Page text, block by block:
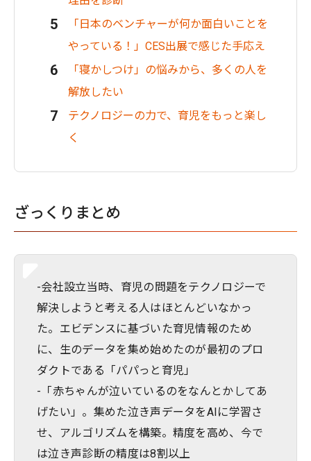
「日本のベンチャーが何か面白いことを
やっている！」CES出展で感じた手応え
「寝かしつけ」の悩みから、多くの人を
解放したい
テクノロジーの力で、育児をもっと楽し
く
ざっくりまとめ
-会社設立当時、育児の問題をテクノロジーで
解決しようと考える人はほとんどいなかっ
た。エビデンスに基づいた育児情報のため
に、生のデータを集め始めたのが最初のプロ
ダクトである「パパっと育児」
-「赤ちゃんが泣いているのをなんとかしてあ
げたい」。集めた泣き声データをAIに学習さ
せ、アルゴリズムを構築。精度を高め、今で
は泣き声診断の精度は8割以上